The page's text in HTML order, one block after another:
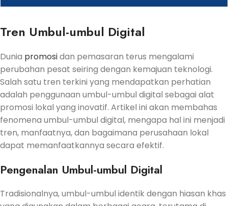
Tren Umbul-umbul Digital
Dunia promosidan pemasaran terus mengalami
perubahan pesat seiring dengan kemajuan teknologi.
Salah satu tren terkini yang mendapatkan perhatian
adalah penggunaan umbul-umbul digital sebagai alat
promosi lokal yang inovatif. Artikel ini akan membahas
fenomena umbul-umbul digital, mengapa hal ini menjadi
tren, manfaatnya, dan bagaimana perusahaan lokal
dapat memanfaatkannya secara efektif.
Pengenalan Umbul-umbul Digital
Tradisionalnya, umbul-umbul identik dengan hiasan khas